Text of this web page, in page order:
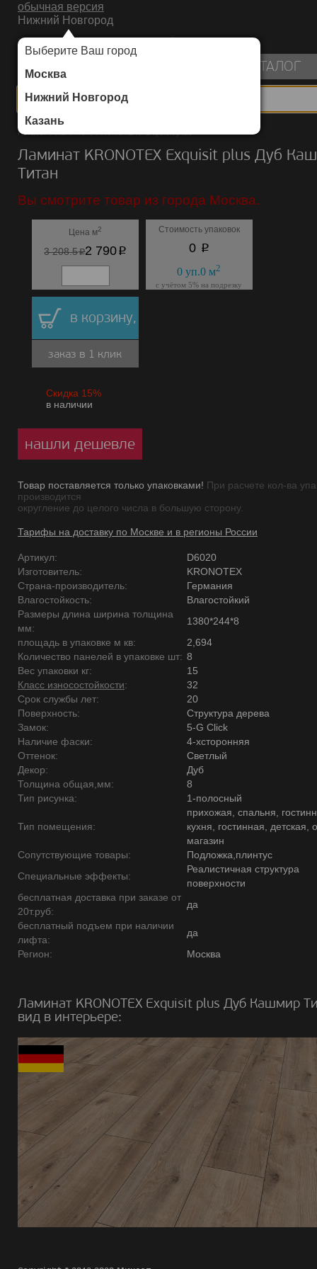
обычная версия
Нижний Новгород
Выберите Ваш город
Москва
Нижний Новгород
Казань
ИНТЕРНЕТ-МАГАЗИН НАПОЛЬНЫХ ПОКРЫТИЙ
КАТАЛОГ
Каталог/Ламинат/KRONOTEX/Exquisit plus
Ламинат KRONOTEX Exquisit plus Дуб
Титан
Вы смотрите товар из города Москва.
Цена м2
3 208.5p2 790p
Стоимость упаковок
0 p
0 уп.0 м2
с учётом 5% на подрезку
в корзину,
заказ в 1 клик
Скидка 15%
в наличии
нашли дешевле
Товар поставляется только упаковками! При расчете кол-ва
производится
округление до целого числа в большую сторону.
Тарифы на доставку по Москве и в регионы России
Артикул:
D6020
Изготовитель:
KRONOTEX
Страна-производитель:
Германия
Влагостойкость:
Влагостойкий
Размеры длина ширина толщина
мм:
1380*244*8
площадь в упаковке м кв:
2,694
Количество панелей в упаковке шт: 8
Вес упаковки кг:
15
Класс износостойкости:
32
Срок службы лет:
20
Поверхность:
Структура дерева
Замок:
5-G Click
Наличие фаски:
4-хсторонняя
Оттенок:
Светлый
Декор:
Дуб
Толщина общая,мм:
8
Тип рисунка:
1-полосный
Тип помещения:
прихожая, спальня,
кухня, гостинная, детская,
магазин
Сопутствующие товары:
Подложка,плинтус
Специальные эффекты:
Реалистичная структура
поверхности
бесплатная доставка при заказе от
20т.руб:
да
бесплатный подъем при наличии
лифта:
да
Регион:
Москва
Ламинат KRONOTEX Exquisit plus Дуб Кашмир
вид в интерьере: